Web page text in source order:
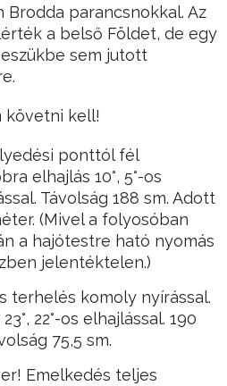
parancsnokkal. Az
a belső Földet, de egy
sem jutott
követni kell!
ponttól fél
elhajlás 10°, 5°-os
Távolság 188 sm. Adott
(Mivel a folyosóban
a hajótestre ható nyomás
jelentéktelen.)
terhelés komoly nyírással.
22°-os elhajlással. 190
75,5 sm.
Emelkedés teljes